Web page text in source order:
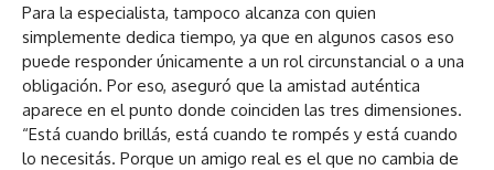
Para la especialista, tampoco alcanza con quien
simplemente dedica tiempo, ya que en algunos casos eso
puede responder únicamente a un rol circunstancial o a una
obligación. Por eso, aseguró que la amistad auténtica
aparece en el punto donde coinciden las tres dimensiones.
“Está cuando brillás, está cuando te rompés y está cuando
lo necesitás. Porque un amigo real es el que no cambia de